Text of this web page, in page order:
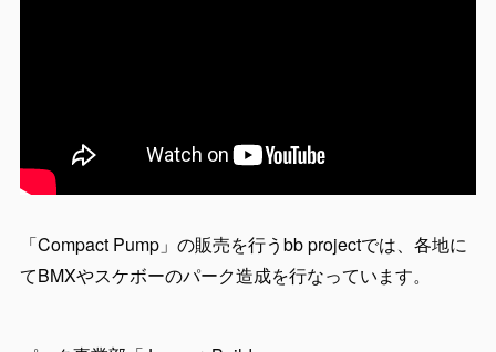
「Compact Pump」の販売を行うbb projectでは、各地に
てBMXやスケボーのパーク造成を行なっています。